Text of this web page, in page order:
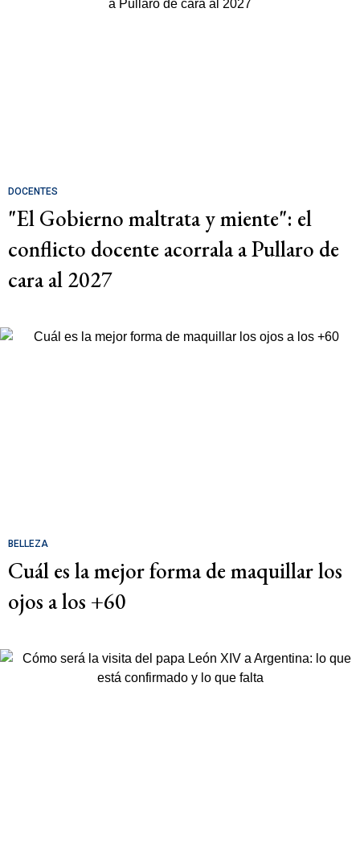
DOCENTES
"El Gobierno maltrata y miente": el
conflicto docente acorrala a Pullaro de
cara al 2027
BELLEZA
Cuál es la mejor forma de maquillar los
ojos a los +60